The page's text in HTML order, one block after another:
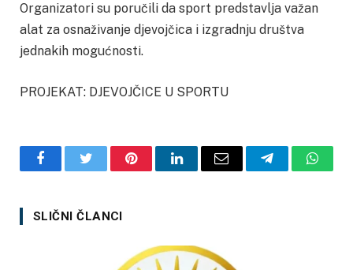
Organizatori su poručili da sport predstavlja važan
alat za osnaživanje djevojčica i izgradnju društva
jednakih mogućnosti.
PROJEKAT: DJEVOJČICE U SPORTU
FacebookTwitter PinterestLinkedInEmail Telegram
SLIČNI ČLANCI